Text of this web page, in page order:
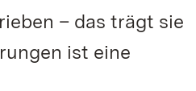
– das trägt sie
ist eine